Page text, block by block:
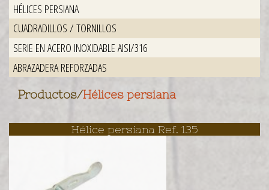
HÉLICES PERSIANA
CUADRADILLOS / TORNILLOS
SERIE EN ACERO INOXIDABLE AISI/316
ABRAZADERA REFORZADAS
Productos/Hélices persiana
Hélice persiana Ref. 135